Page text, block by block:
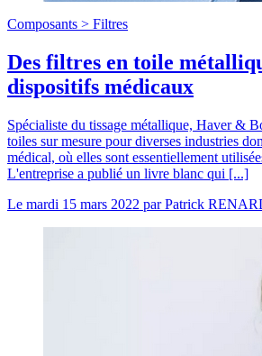
Composants > Filtres
Des filtres en toile
dispositifs médicaux
Spécialiste du tissage métallique, Haver &
toiles sur mesure pour diverses industries
médical, où elles sont essentiellement
L'entreprise a publié un livre blanc qui [...]
Le mardi 15 mars 2022 parPatrick